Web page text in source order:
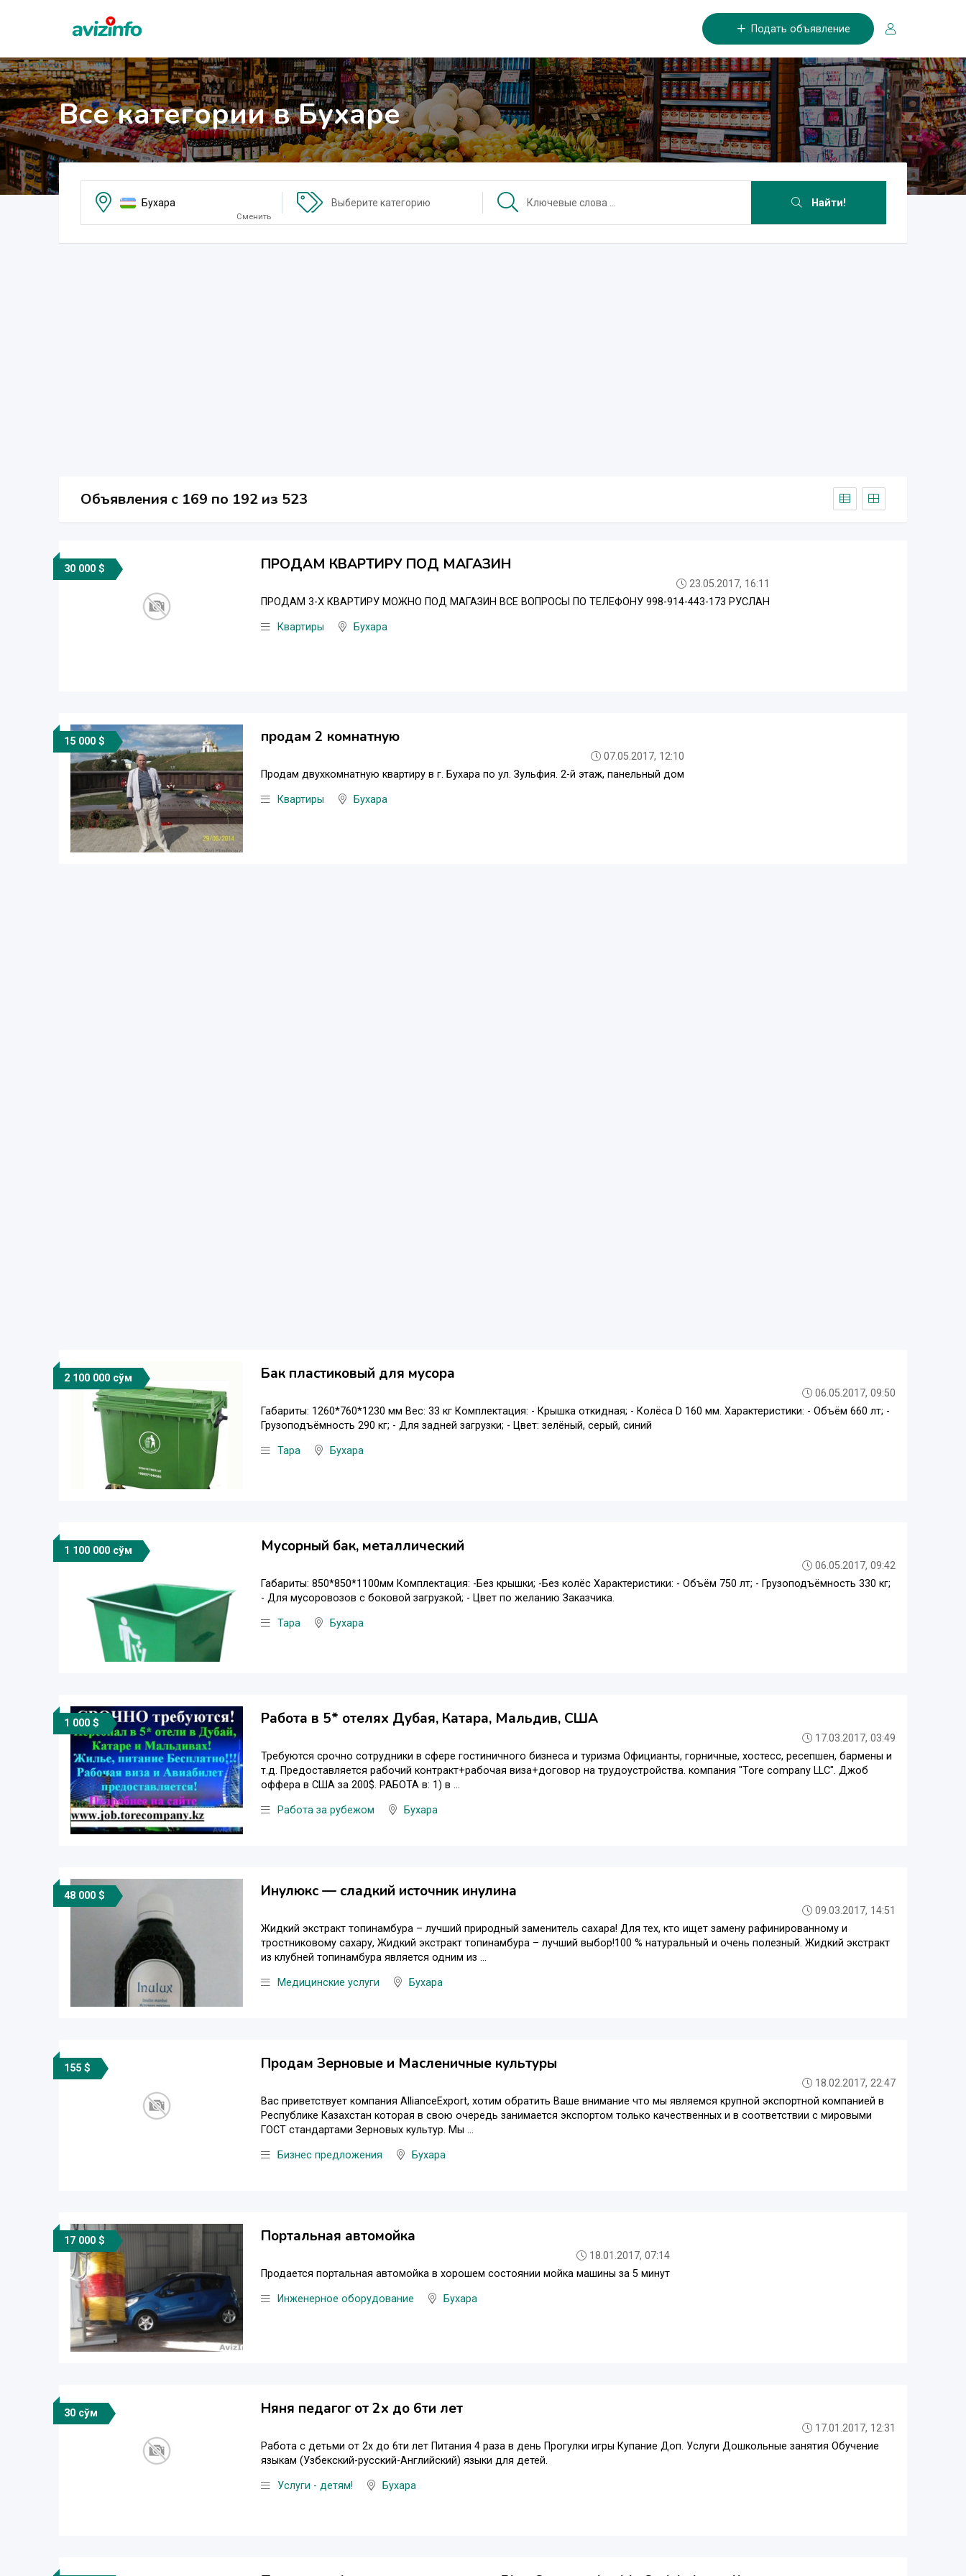
Подать объявление
Все категории в Бухаре
Бухара
Сменить
Выберите категорию Найти!
Объявления c 169 по 192 из 523
30 000 $ ПРОДАМ КВАРТИРУ ПОД МАГАЗИН
23.05.2017, 16:11
ПРОДАМ 3-Х КВАРТИРУ МОЖНО ПОД МАГАЗИН ВСЕ ВОПРОСЫ ПО ТЕЛЕФОНУ 998-914-443-173 РУСЛАН
Квартиры Бухара
15 000 $ продам 2 комнатную
07.05.2017, 12:10
Продам двухкомнатную квартиру в г. Бухара по ул. Зульфия. 2-й этаж, панельный дом
Квартиры Бухара
2 100 000 сўм Бак пластиковый для мусора
06.05.2017, 09:50
Габариты: 1260*760*1230 мм Вес: 33 кг Комплектация: - Крышка откидная; - Колёса D 160 мм. Характеристики: - Объём 660 лт; -
Грузоподъёмность 290 кг; - Для задней загрузки; - Цвет: зелёный, серый, синий
Тара Бухара
1 100 000 сўм Мусорный бак, металлический
06.05.2017, 09:42
Габариты: 850*850*1100мм Комплектация: -Без крышки; -Без колёс Характеристики: - Объём 750 лт; - Грузоподъёмность 330 кг;
- Для мусоровозов с боковой загрузкой; - Цвет по желанию Заказчика.
Тара Бухара
1 000 $ Работа в 5* отелях Дубая, Катара, Мальдив, США
17.03.2017, 03:49
Требуются cрочно сотрудники в сфере гостиничного бизнеса и туризма Официанты, горничные, хостесс, ресепшен, бармены и
т.д. Предоставляется рабочий контракт+рабочая виза+договор на трудоустройства. компания "Tore company LLC". Джоб
оффера в США за 200$. РАБОТА в: 1) в ...
Работа за рубежом Бухара
48 000 $ Инулюкс — сладкий источник инулина
09.03.2017, 14:51
Жидкий экстракт топинамбура – лучший природный заменитель сахара! Для тех, кто ищет замену рафинированному и
тростниковому сахару, Жидкий экстракт топинамбура – лучший выбор!100 % натуральный и очень полезный. Жидкий экстракт
из клубней топинамбура является одним из ...
Медицинские услуги Бухара
155 $ Продам Зерновые и Масленичные культуры
18.02.2017, 22:47
Вас приветствует компания AllianceExport, хотим обратить Ваше внимание что мы являемся крупной экспортной компанией в
Республике Казахстан которая в свою очередь занимается экспортом только качественных и в соответствии с мировыми
ГОСТ стандартами Зерновых культур. Мы ...
Бизнес предложения Бухара
17 000 $ Портальная автомойка
18.01.2017, 07:14
Продается портальная автомойка в хорошем состоянии мойка машины за 5 минут
Инженерное оборудование Бухара
30 сўм Няня педагог от 2х до 6ти лет
17.01.2017, 12:31
Работа с детьми от 2х до 6ти лет Питания 4 раза в день Прогулки игры Купание Доп. Услуги Дошкольные занятия Обучение
языкам (Узбекский-русский-Английский) языки для детей.
Услуги - детям! Бухара